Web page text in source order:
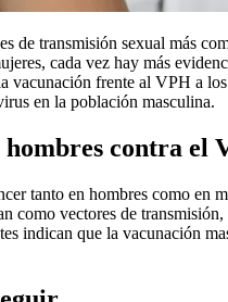
transmisión sexual más
cada vez hay más
frente al VPH a
en la población masculina.
contra el
tanto en hombres como en
como vectores de
indican que la vacunación